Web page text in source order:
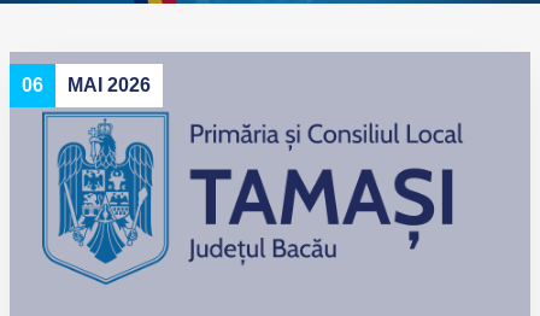
06 MAI 2026